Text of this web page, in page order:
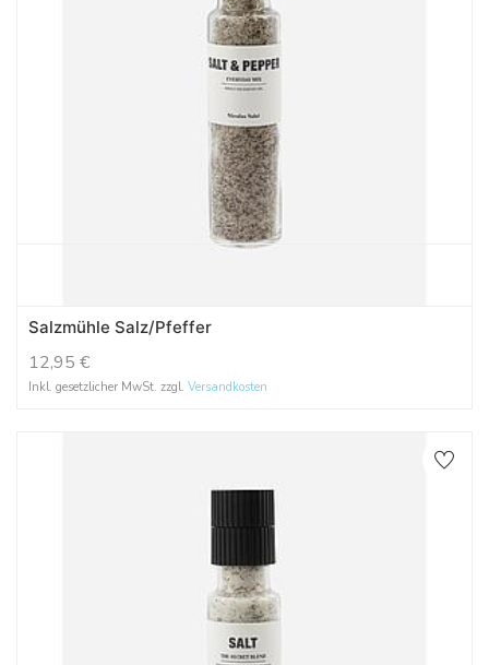
Salzmühle Salz/Pfeffer
12,95 €
Inkl. gesetzlicher MwSt. zzgl. Versandkosten